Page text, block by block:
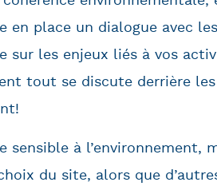
en place un dialogue avec
sur les enjeux liés à vos
tout se discute derrière
sensible à l’environnement,
du site, alors que